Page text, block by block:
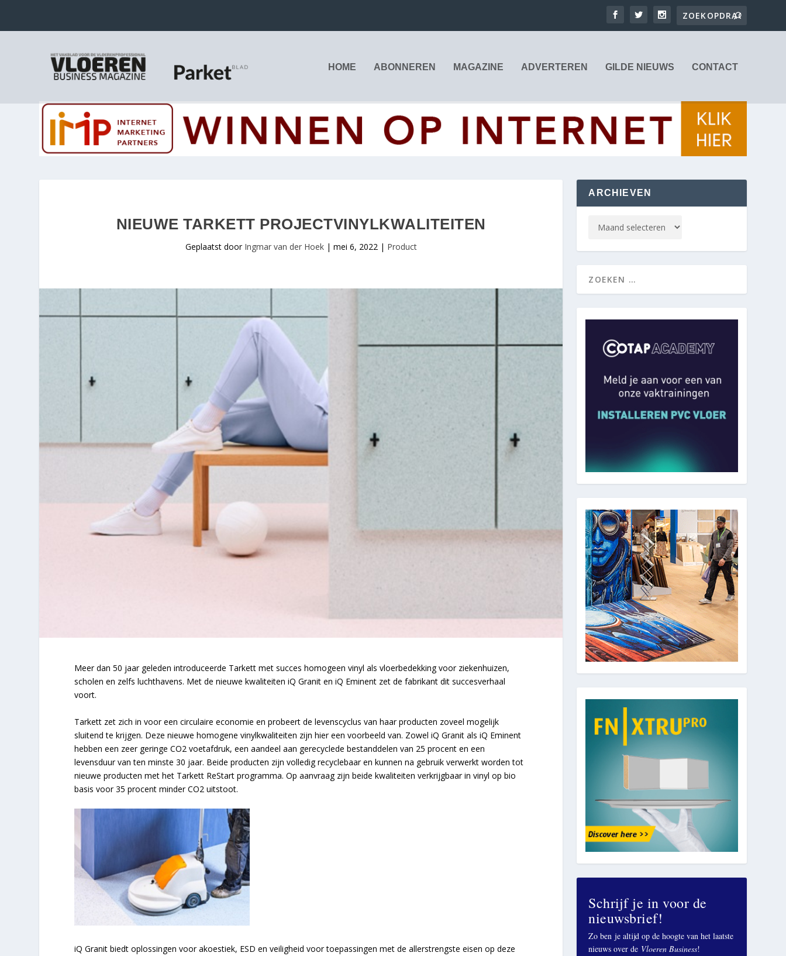
HOME ABONNEREN MAGAZINE ADVERTEREN GILDE NIEUWS CONTACT
NIEUWE TARKETT PROJECTVINYLKWALITEITEN
Geplaatst door Ingmar van der Hoek| mei 6, 2022| Product
Meer dan 50 jaar geleden introduceerde Tarkett met succes homogeen vinyl als vloerbedekking voor ziekenhuizen,
scholen en zelfs luchthavens. Met de nieuwe kwaliteiten iQ Granit en iQ Eminent zet de fabrikant dit succesverhaal
voort.
Tarkett zet zich in voor een circulaire economie en probeert de levenscyclus van haar producten zoveel mogelijk
sluitend te krijgen. Deze nieuwe homogene vinylkwaliteiten zijn hier een voorbeeld van. Zowel iQ Granit als iQ Eminent
hebben een zeer geringe CO2 voetafdruk, een aandeel aan gerecyclede bestanddelen van 25 procent en een
levensduur van ten minste 30 jaar. Beide producten zijn volledig recyclebaar en kunnen na gebruik verwerkt worden tot
nieuwe producten met het Tarkett ReStart programma. Op aanvraag zijn beide kwaliteiten verkrijgbaar in vinyl op bio
basis voor 35 procent minder CO2 uitstoot.
iQ Granit biedt oplossingen voor akoestiek, ESD en veiligheid voor toepassingen met de allerstrengste eisen op deze
ARCHIEVEN
Schrijf je in voor de
nieuwsbrief!
Zo ben je altijd op de hoogte van het laatste
nieuws over de Vloeren Business!